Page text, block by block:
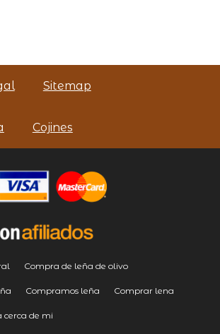
Sitemap
Cojines
Compra de leña de olivo
Compramos leña Comprar lena
cerca de mi